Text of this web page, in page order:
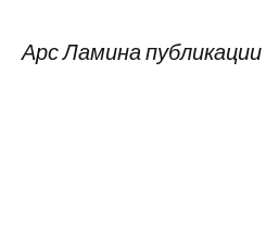
Арс Ламина публикации